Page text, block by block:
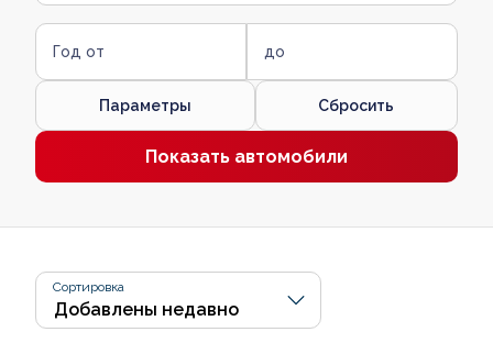
Год от до
Параметры Сбросить
Показать автомобили
Сортировка